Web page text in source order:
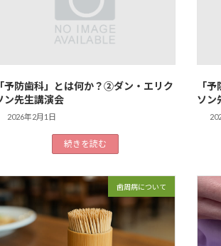
「予防歯科」とは何か？②ダン・エリク
ン先生講演会
2026年2月1日
続きを読む
「
ソン
歯周病について